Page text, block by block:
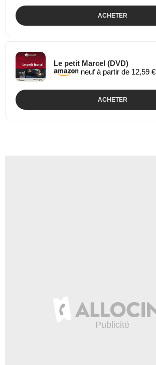
ACHETER
Le petit Marcel (DVD)
neuf à partir de 12,59 €
ACHETER